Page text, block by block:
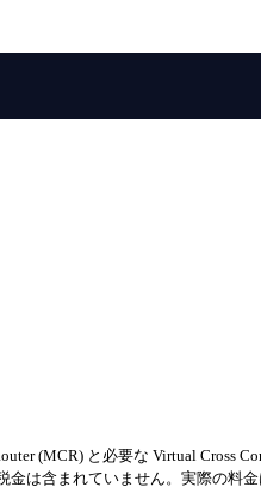
(MCR) と必要な Virtual Cross
は含まれていません。実際の料